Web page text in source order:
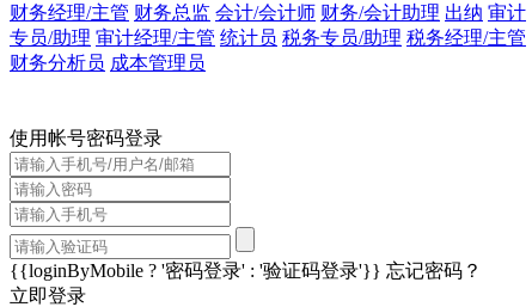
财务经理/主管 财务总监 会计/会计师 财务/会计助理 出纳 审计
专员/助理 审计经理/主管 统计员 税务专员/助理 税务经理/主管
财务分析员 成本管理员
使用帐号密码登录
{{loginByMobile ? '密码登录' : '验证码登录'}} 忘记密码？
立即登录